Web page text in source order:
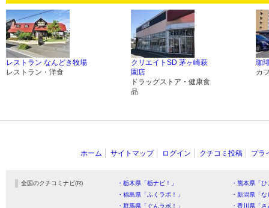
レストラン なんどき牧場
レストラン・洋食
クリエイトSD 茅ヶ崎萩
園店
ドラッグストア・健康食
品
珈
カ
ホーム サイトマップ ログイン クチコミ投稿 プラ
全国のクチコミナビ(R) ・栃木県「栃ナビ！」
・熊本県「
・福島県「ふくラボ！」
・新潟県「
・群馬県「ぐんラボ！」
・香川県「